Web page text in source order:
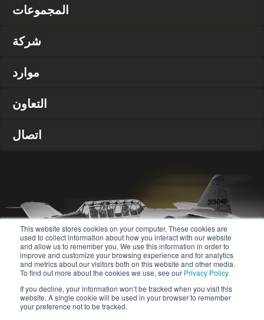
This website stores cookies on your computer. These cookies are
used to collect information about how you interact with our website
and allow us to remember you. We use this information in order to
improve and customize your browsing experience and for analytics
and metrics about our visitors both on this website and other media.
To find out more about the cookies we use, see our Privacy Policy
If you decline, your information won’t be tracked when you visit this
website. A single cookie will be used in your browser to remember
your preference not to be tracked.
المجموعات
شركة
موارد
التعاون
اتصال
© 2020-2024 Safety Jogger All rights reserved
Site map
سياسة الخصوصية